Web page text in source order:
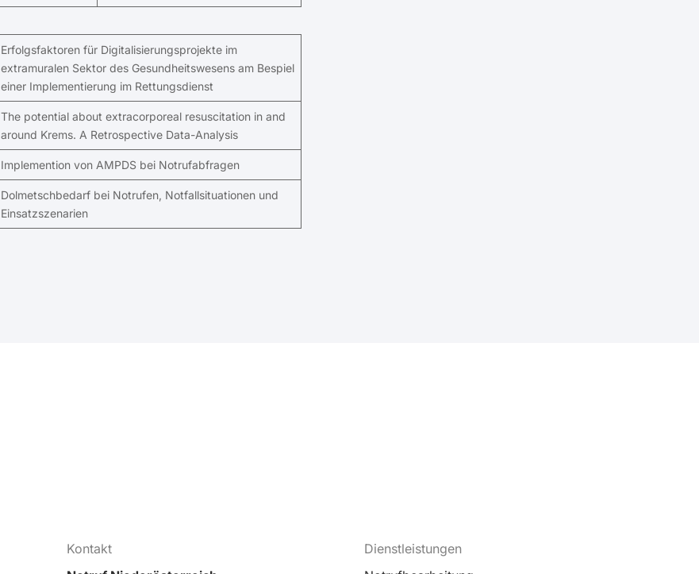
Erfolgsfaktoren für Digitalisierungsprojekte im
extramuralen Sektor des Gesundheitswesens am Bespiel
einer Implementierung im Rettungsdienst
The potential about extracorporeal resuscitation in and
around Krems. A Retrospective Data-Analysis
Implemention von AMPDS bei Notrufabfragen
Dolmetschbedarf bei Notrufen, Notfallsituationen und
Einsatzszenarien
Kontakt
Dienstleistungen